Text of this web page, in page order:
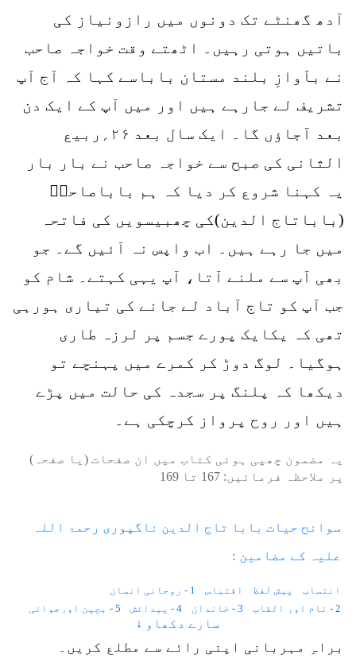
آدھ گھنٹے تک دونوں میں رازونیاز کی
باتیں ہوتی رہیں۔ اٹھتے وقت خواجہ صاحب
نے بآوازِ بلند مستان باباسے کہا کہ آج آپ
تشریف لے جارہے ہیں اور میں آپ کے ایک دن
بعد آجاؤں گا۔ ایک سال بعد ۲۶؍ربیع
الثانی کی صبح سے خواجہ صاحب نے بار بار
یہ کہنا شروع کر دیا کہ ہم باباصاحبؒ
(باباتاج الدین)کی چھبیسویں کی فاتحہ
میں جا رہے ہیں۔ اب واپس نہ آئیں گے۔ جو
بھی آپ سے ملنے آتا، آپ یہی کہتے۔ شام کو
جب آپ کو تاج آباد لے جانے کی تیاری ہورہی
تھی کہ یکایک پورے جسم پر لرزہ طاری
ہوگیا۔ لوگ دوڑ کر کمرے میں پہنچے تو
دیکھا کہ پلنگ پر سجدہ کی حالت میں پڑے
ہیں اور روح پرواز کرچکی ہے۔
یہ مضمون چھپی ہوئی کتاب میں ان صفحات (یا صفحہ)
پر ملاحظہ فرمائیں: 167 تا 169
سوانح حیات بابا تاج الدین ناگپوری رحمۃ اللہ
علیہ کے مضامین :
انتساب پیش لفظ اقتباس
1 - روحانی انسان
2 - نام اور القاب
3 - خاندان 4 - پیدائش
5 - بچپن اورجوانی
10 - شکردرہ میں قیام
11 - واکی میں قیام
سارے دکھاو ↓
براہِ مہربانی اپنی رائے سے مطلع کریں۔